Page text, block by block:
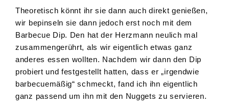
Theoretisch könnt ihr sie dann auch direkt genießen,
wir bepinseln sie dann jedoch erst noch mit dem
Barbecue Dip. Den hat der Herzmann neulich mal
zusammengerührt, als wir eigentlich etwas ganz
anderes essen wollten. Nachdem wir dann den Dip
probiert und festgestellt hatten, dass er „irgendwie
barbecuemäßig“ schmeckt, fand ich ihn eigentlich
ganz passend um ihn mit den Nuggets zu servieren.